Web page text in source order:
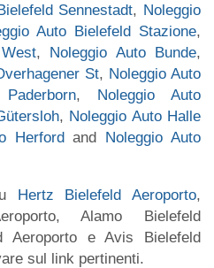
Sennestadt, Noleggio
Auto Bielefeld Stazione,
, Noleggio Auto Bunde,
St, Noleggio Auto
, Noleggio Auto
, Noleggio Auto Halle
Herfordand Noleggio Auto
Hertz Bielefeld Aeroporto,
Alamo Bielefeld
Aeroporto e Avis Bielefeld
sul link pertinenti.